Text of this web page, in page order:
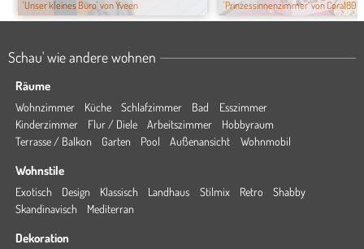
'Unser kleines Büro' von Yveen 'Prinzessinnenzimmer' von Cora180
Schau' wie andere wohnen
Räume
Wohnzimmer Küche Schlafzimmer Bad
Esszimmer
Kinderzimmer
Flur / Diele Arbeitszimmer
Hobbyraum
Terrasse / Balkon
Garten Pool Außenansicht Wohnmobil
Wohnstile
Exotisch Design Klassisch Landhaus Stilmix Retro
Shabby
Skandinavisch
Mediterran
Dekoration